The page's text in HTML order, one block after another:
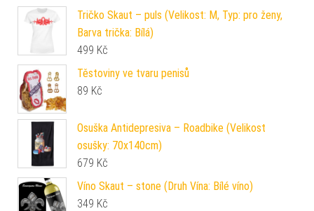
Tričko Skaut – puls (Velikost: M, Typ: pro ženy,
Barva trička: Bílá)
499 Kč
Těstoviny ve tvaru penisů
89 Kč
Osuška Antidepresiva – Roadbike (Velikost
osušky: 70x140cm)
679 Kč
Víno Skaut – stone (Druh Vína: Bílé víno)
349 Kč